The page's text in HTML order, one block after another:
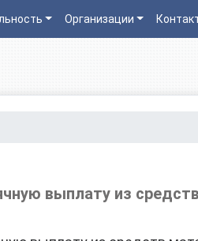
Организации
выплату из